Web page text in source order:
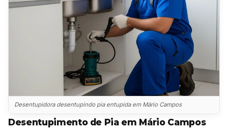
Desentupidora desentupindo pia entupida em Mário Campos
Desentupimento de Pia em Mário Campos